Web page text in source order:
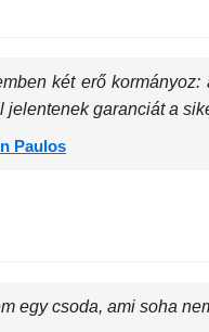
két erő
jelentenek garanciát a
Paulos
egy csoda, ami soha